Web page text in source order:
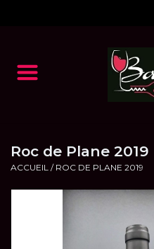
Accueil
Dégustations
HORAIRES ET EVENTS 2026
Roc de Plane 2019
ACCUEIL / ROC DE PLANE 2019